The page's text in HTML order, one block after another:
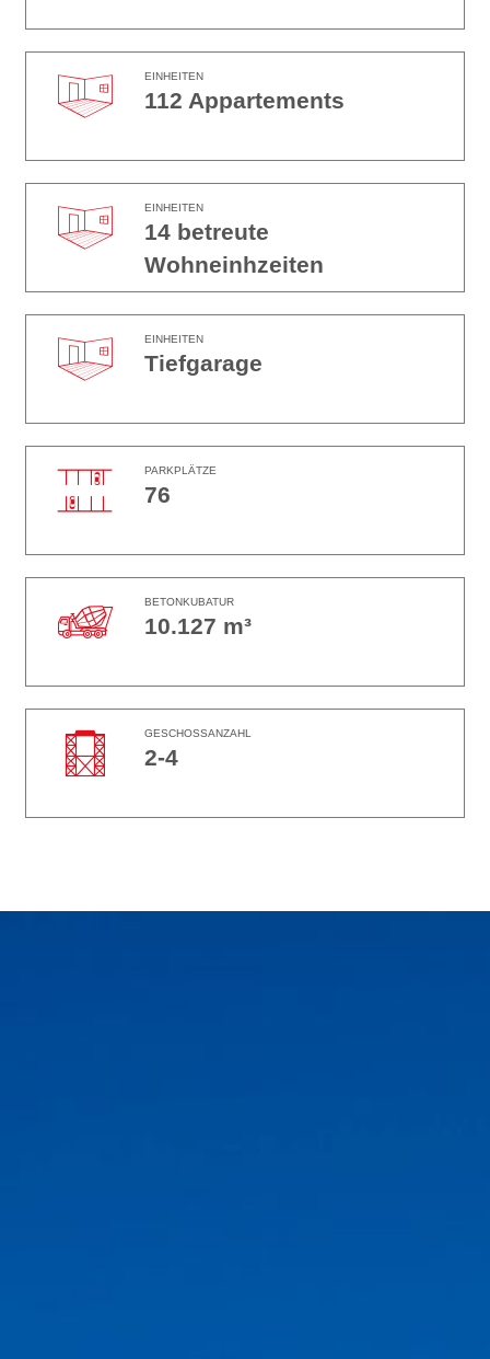
EINHEITEN
112 Appartements
EINHEITEN
14 betreute
Wohneinhzeiten
EINHEITEN
Tiefgarage
PARKPLÄTZE
76
BETONKUBATUR
10.127 m³
GESCHOSSANZAHL
2-4